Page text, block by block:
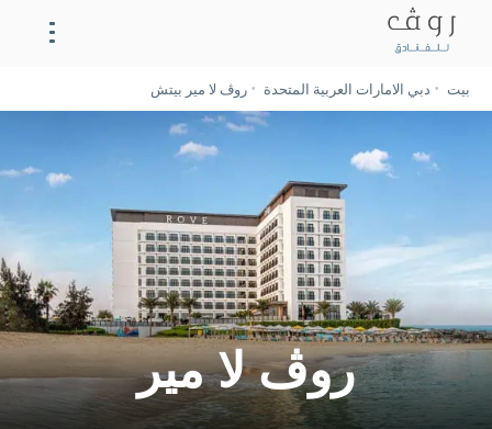
روڤ لا مير
الحي
تناول الطعام
معرض الصور
العروض
بيت دبي الامارات العربية المتحدة روڤ لا مير بيتش
روڤ لا مير